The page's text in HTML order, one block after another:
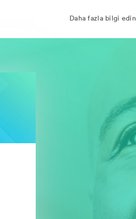
Daha fazla bilgi edin